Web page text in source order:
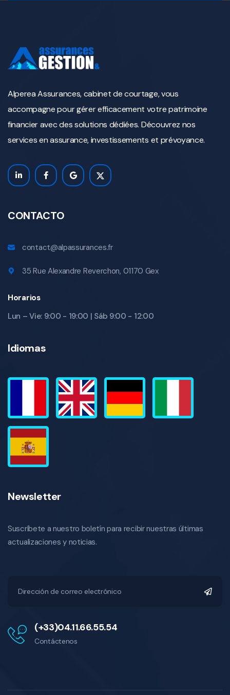
Alperea Assurances, cabinet de courtage, vous
accompagne pour gérer efficacement votre patrimoine
financier avec des solutions dédiées. Découvrez nos
services en assurance, investissements et prévoyance.
CONTACTO
contact@alpassurances.fr
35 Rue Alexandre Reverchon, 01170 Gex
Horarios
Lun – Vie: 9:00 - 19:00 | Sáb 9:00 - 12:00
Idiomas
Newsletter
Suscríbete a nuestro boletín para recibir nuestras últimas
actualizaciones y noticias.
(+33)04.11.66.55.54
Contáctenos